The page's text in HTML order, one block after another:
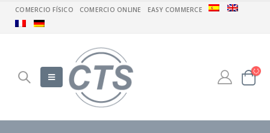
COMERCIO FÍSICO COMERCIO ONLINE EASY COMMERCE